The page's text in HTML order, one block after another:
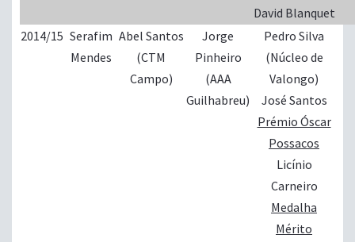
David Blanquet
2014/15 Serafim
Mendes
Abel Santos
(CTM
Campo)
Jorge
Pinheiro
(AAA
Guilhabreu)
Pedro Silva
(Núcleo de
Valongo)
José Santos
Prémio Óscar
Possacos
Licínio
Carneiro
Medalha
Mérito